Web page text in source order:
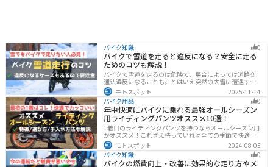
バイク知識 0
バイクで雪道を走ると違反になる？安全に走る
ためのコツも解説！
バイクで雪道を走るのは危険で、場合によっては道路交
通法違反になることも。とはいえ突然の大雪に遭遇する
こともあります。この記事では、雪道で転倒しないため
の走り方のコツや滑り止め対策、雪道に強いバイクの特
徴まで詳しく解説します。
モトスポット
2025-11-14
バイク用品
0
年中快適にバイクに乗れる最強オールシーズン
用ライディングパンツオススメ10選！
1着目のライディングパンツを持つならオールシーズン用
がオススメ！これさえ持っていれば全ての季節で快適に
ツーリングできます。快適性だけでなく、機能性やデザ
インに優れたものも多くあるので、安全にカッコよくバ
イクに乗りたい人は是非持っておきましょう。
モトスポット
2024-08-05
バイク知識
0
バイクの燃費向上・改善に効果的な走り方やメ